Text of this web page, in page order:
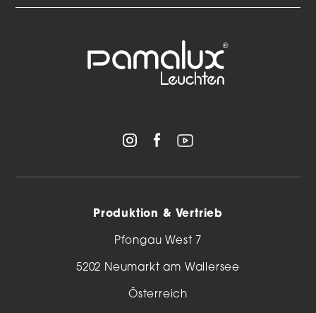
Produktion & Vertrieb
Pfongau West 7
5202 Neumarkt am Wallersee
Österreich